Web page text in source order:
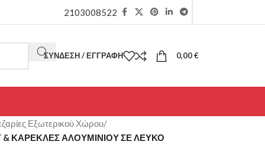
2103008522
ΣΎΝΔΕΣΗ / ΕΓΓΡΑΦΉ 0,00€
Εξωτερικού Χώρου/
& ΚΑΡΕΚΛΕΣ ΑΛΟΥΜΙΝΙΟΥ ΣΕ ΛΕΥΚΟ